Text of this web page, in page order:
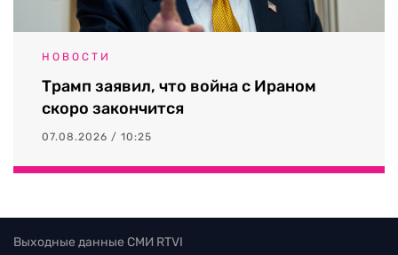
НОВОСТИ
Трамп заявил, что война с Ираном
скоро закончится
07.08.2026 / 10:25
Выходные данные СМИ RTVI